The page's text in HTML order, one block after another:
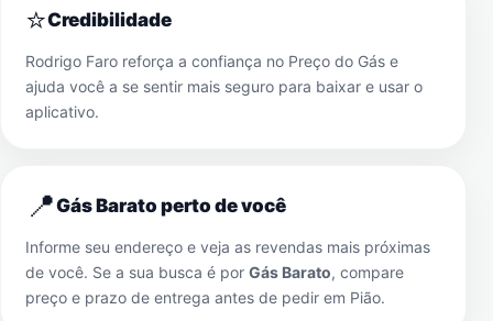
⭐Credibilidade
Rodrigo Faro reforça a confiança no Preço do Gás e
ajuda você a se sentir mais seguro para baixar e usar o
aplicativo.
📍Gás Barato perto de você
Informe seu endereço e veja as revendas mais próximas
de você. Se a sua busca é por Gás Barato, compare
preço e prazo de entrega antes de pedir em Pião.